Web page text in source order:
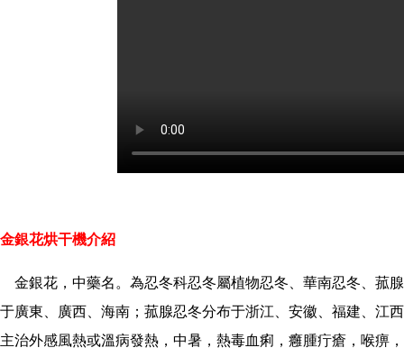
金銀花烘干機介紹
金銀花，中藥名。為忍冬科忍冬屬植物忍冬、華南忍冬、菰
于廣東、廣西、海南；菰腺忍冬分布于浙江、安徽、福建、江
主治外感風熱或溫病發熱，中暑，熱毒血痢，癰腫疔瘡，喉痹